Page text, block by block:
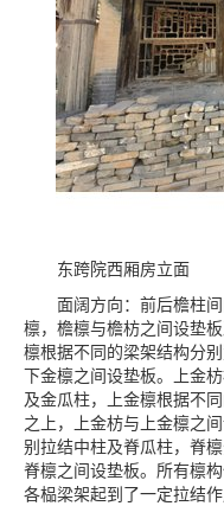
东跨院西厢房立面
面阔方向：前后檐柱
檩，檐檩与檐枋之间设垫
檩根据不同的梁架结构分
下金檩之间设垫板。上金
及金瓜柱，上金檩根据不
之上，上金枋与上金檩之
别拉结中柱及脊瓜柱，脊
脊檩之间设垫板。所有檩
各榀梁架起到了一定拉结作